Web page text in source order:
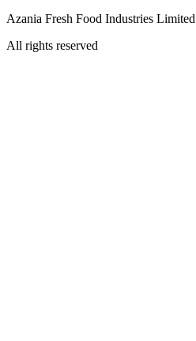
Azania Fresh Food Industries Limited
All rights reserved